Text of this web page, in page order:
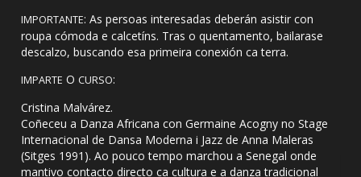
IMPORTANTE: As persoas interesadas deberán asistir con
roupa cómoda e calcetíns. Tras o quentamento, bailarase
descalzo, buscando esa primeira conexión ca terra.
IMPARTE O CURSO:
Cristina Malvárez.
Coñeceu a Danza Africana con Germaine Acogny no Stage
Internacional de Dansa Moderna i Jazz de Anna Maleras
(Sitges 1991). Ao pouco tempo marchou a Senegal onde
mantivo contacto directo ca cultura e a danza tradicional